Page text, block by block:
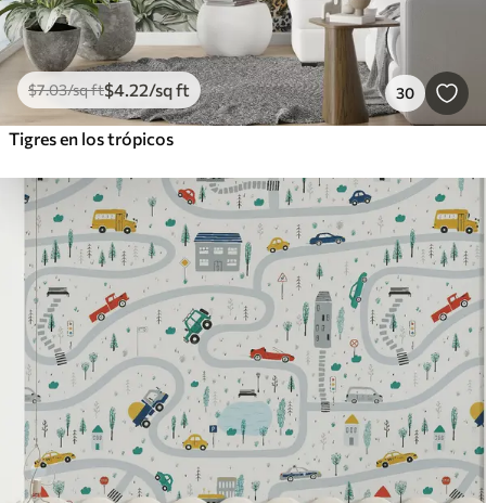
$7.03/sq ft$4.22/sq ft 30
Tigres en los trópicos